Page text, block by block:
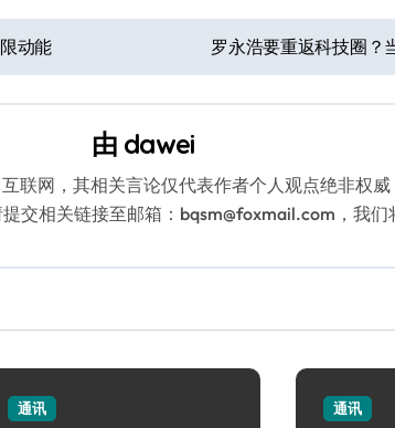
动能 罗永浩要重返科技圈？
由 dawei
联网，其相关言论仅代表作者个人观点绝非权威
交相关链接至邮箱：bqsm@foxmail.com，我们
通讯 通讯